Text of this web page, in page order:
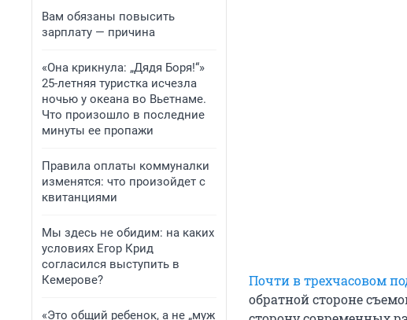
Вам обязаны повысить
зарплату — причина
«Она крикнула: „Дядя Боря!“»
25-летняя туристка исчезла
ночью у океана во Вьетнаме.
Что произошло в последние
минуты ее пропажи
Правила оплаты коммуналки
изменятся: что произойдет с
квитанциями
Мы здесь не обидим: на каких
условиях Егор Крид
согласился выступить в
Кемерове?
«Это общий ребенок, а не „муж
Почти в трехчасовом
обратной стороне